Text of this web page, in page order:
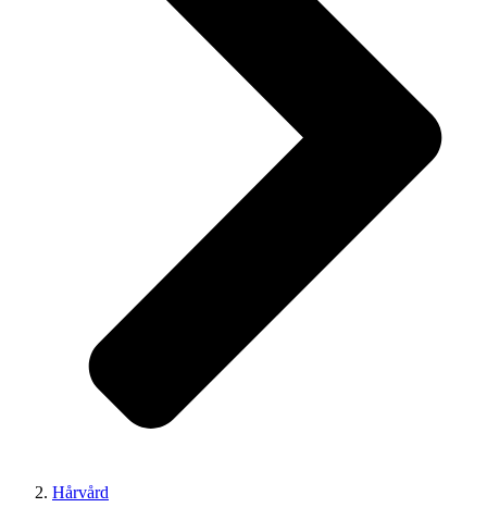
Hårvård